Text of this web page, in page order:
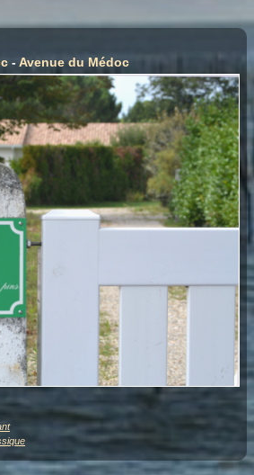
-Avenue du Médoc